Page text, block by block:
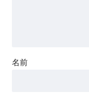
名前